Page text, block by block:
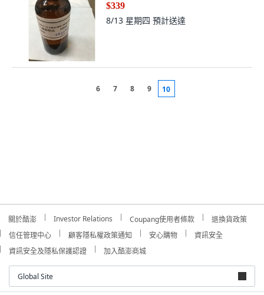
$339
8/13 星期四 預計送達
6 7 8 9 10
關於酷澎 Investor Relations Coupang使用者條款
退換貨政策
信任管理中心
顧客隱私權政策通知 安心購物
資訊安全
資訊安全及隱私保護認證
加入酷澎商城
Global Site